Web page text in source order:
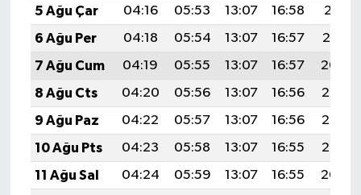
5 Ağu Çar
04:16 05:53 13:07 16:58
20:11
6 Ağu Per
04:18 05:54 13:07 16:57
20:10
7 Ağu Cum
04:19 05:55 13:07 16:57
20:09
8 Ağu Cts
04:20 05:56 13:07 16:56
20:08
9 Ağu Paz
04:22 05:57 13:07 16:56
20:07
10 Ağu Pts
04:23 05:58 13:07 16:55
20:06
11 Ağu Sal
04:24 05:59 13:07 16:55
20:04